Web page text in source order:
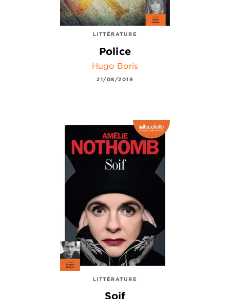
LITTÉRATURE
Police
Hugo Boris
21/08/2019
LITTÉRATURE
Soif